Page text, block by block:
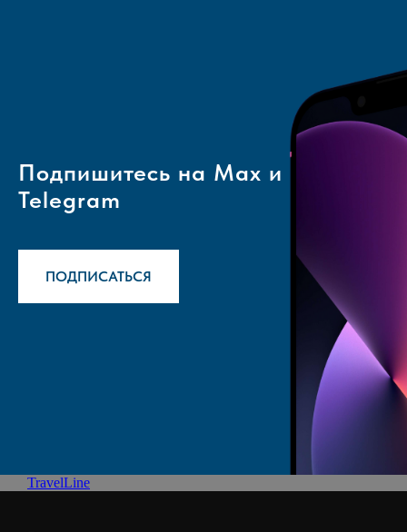
Подпишитесь на Max и
Telegram
ПОДПИСАТЬСЯ
TravelLine